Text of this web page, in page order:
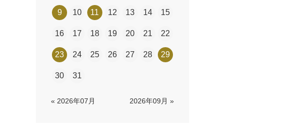
9 10 11 12 13 14 15
16 17 18 19 20 21 22
23 24 25 26 27 28 29
30 31
« 2026年07月 2026年09月 »